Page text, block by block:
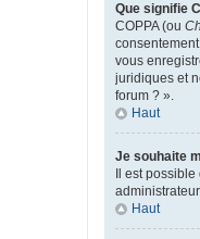
Que signifie
COPPA (ou
vous
juridiques et
forum ? ».
Haut
Je souhaite
Il est
Haut